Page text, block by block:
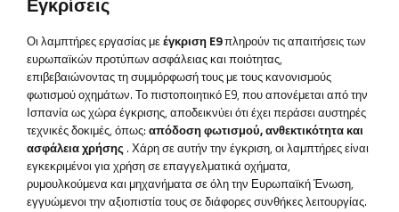
Εγκρίσεις
Οι λαμπτήρες εργασίας μεέγκριση E9πληρούν τις απαιτήσεις των
ευρωπαϊκών προτύπων ασφάλειας και ποιότητας,
επιβεβαιώνοντας τη συμμόρφωσή τους με τους κανονισμούς
φωτισμού οχημάτων. Το πιστοποιητικό E9, που απονέμεται από την
Ισπανία ως χώρα έγκρισης, αποδεικνύει ότι έχει περάσει αυστηρές
τεχνικές δοκιμές, όπως: απόδοση φωτισμού, ανθεκτικότητα και
ασφάλεια χρήσης . Χάρη σε αυτήν την έγκριση, οι λαμπτήρες είναι
εγκεκριμένοι για χρήση σε επαγγελματικά οχήματα,
ρυμουλκούμενα και μηχανήματα σε όλη την Ευρωπαϊκή Ένωση,
εγγυώμενοι την αξιοπιστία τους σε διάφορες συνθήκες λειτουργίας.